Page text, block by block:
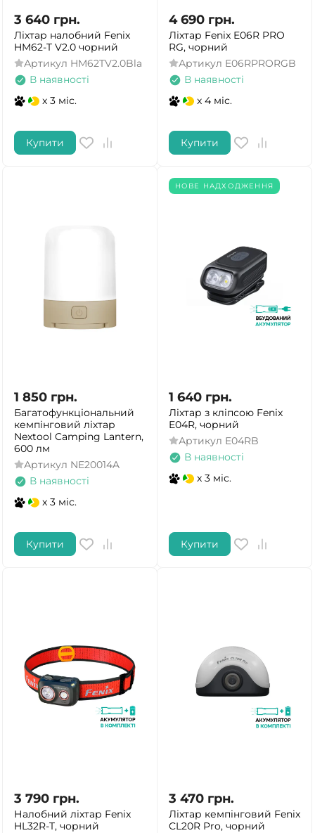
3 640 грн.
Ліхтар налобний Fenix
HM62-T V2.0 чорний
Артикул HM62TV2.0Bla
В наявності
x 3 міс.
Купити
4 690 грн.
Ліхтар Fenix E06R PRO
RG, чорний
Артикул E06RPRORGB
В наявності
x 4 міс.
Купити
1 850 грн.
Багатофункціональний
кемпінговий ліхтар
Nextool Camping Lantern,
600 лм
Артикул NE20014A
В наявності
x 3 міс.
Купити
НОВЕ НАДХОДЖЕННЯ
1 640 грн.
Ліхтар з кліпсою Fenix
E04R, чорний
Артикул E04RB
В наявності
x 3 міс.
Купити
3 790 грн.
Налобний ліхтар Fenix
HL32R-T, чорний
3 470 грн.
Ліхтар кемпінговий Fenix
CL20R Pro, чорний